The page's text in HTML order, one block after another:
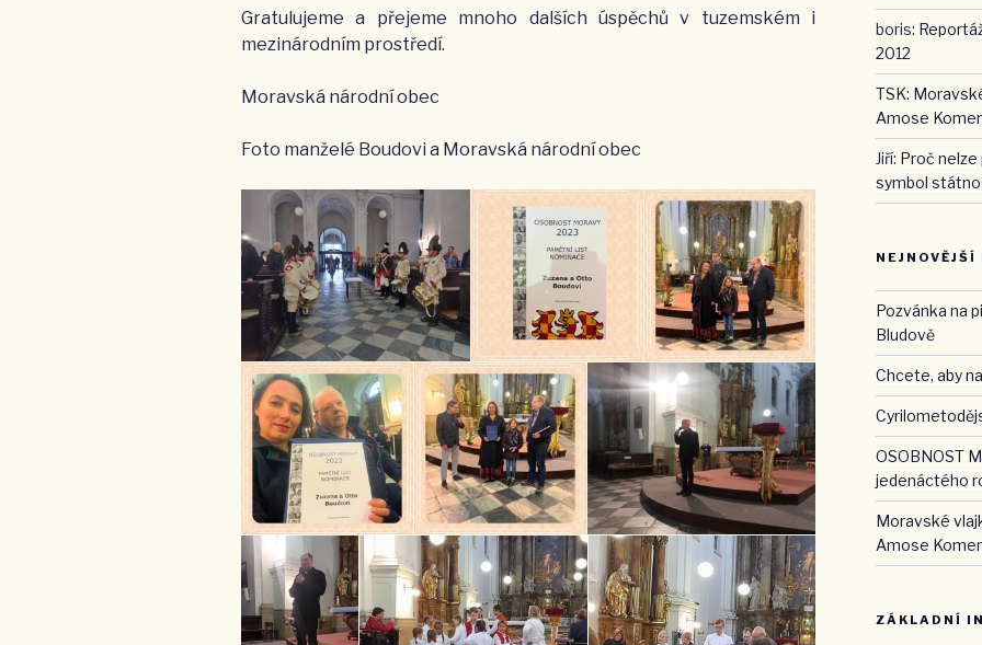
Gratulujeme a přejeme mnoho dalších úspěchů v tuzemském i
mezinárodním prostředí.
Moravská národní obec
Foto manželé Boudovi a Moravská národní obec
boris:
2012
TSK:
Amose
Jiří: Proč
symbol
NEJNOVĚJŠÍ
Pozvánka na
Bludově
Chcete, aby
OSOBNOST
jedenáctého
Moravské
Amose
ZÁKLADNÍ